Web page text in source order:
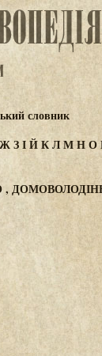
словник
ЖЗІЙКЛМНО